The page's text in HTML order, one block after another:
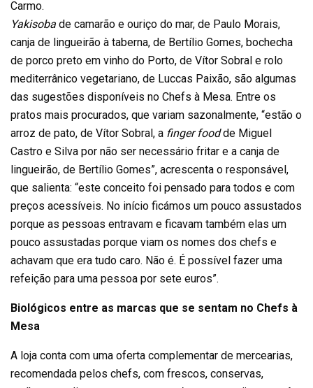
Carmo.
Yakisoba de camarão e ouriço do mar, de Paulo Morais,
canja de lingueirão à taberna, de Bertílio Gomes, bochecha
de porco preto em vinho do Porto, de Vítor Sobral e rolo
mediterrânico vegetariano, de Luccas Paixão, são algumas
das sugestões disponíveis no Chefs à Mesa. Entre os
pratos mais procurados, que variam sazonalmente, “estão o
arroz de pato, de Vítor Sobral, a finger foodde Miguel
Castro e Silva por não ser necessário fritar e a canja de
lingueirão, de Bertílio Gomes”, acrescenta o responsável,
que salienta: “este conceito foi pensado para todos e com
preços acessíveis. No início ficámos um pouco assustados
porque as pessoas entravam e ficavam também elas um
pouco assustadas porque viam os nomes dos chefs e
achavam que era tudo caro. Não é. É possível fazer uma
refeição para uma pessoa por sete euros”.
Biológicos entre as marcas que se sentam no Chefs à
Mesa
A loja conta com uma oferta complementar de mercearias,
recomendada pelos chefs, com frescos, conservas,